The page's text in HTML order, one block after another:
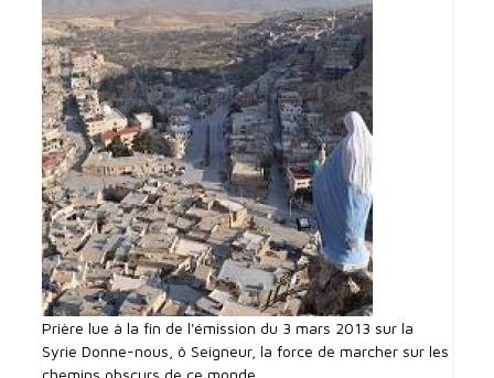
Prière lue à la fin de l'émission du 3 mars 2013 sur la
Syrie Donne-nous, ô Seigneur, la force de marcher sur les
chemins obscurs de ce monde...